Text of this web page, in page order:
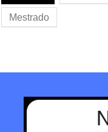
Mestrado